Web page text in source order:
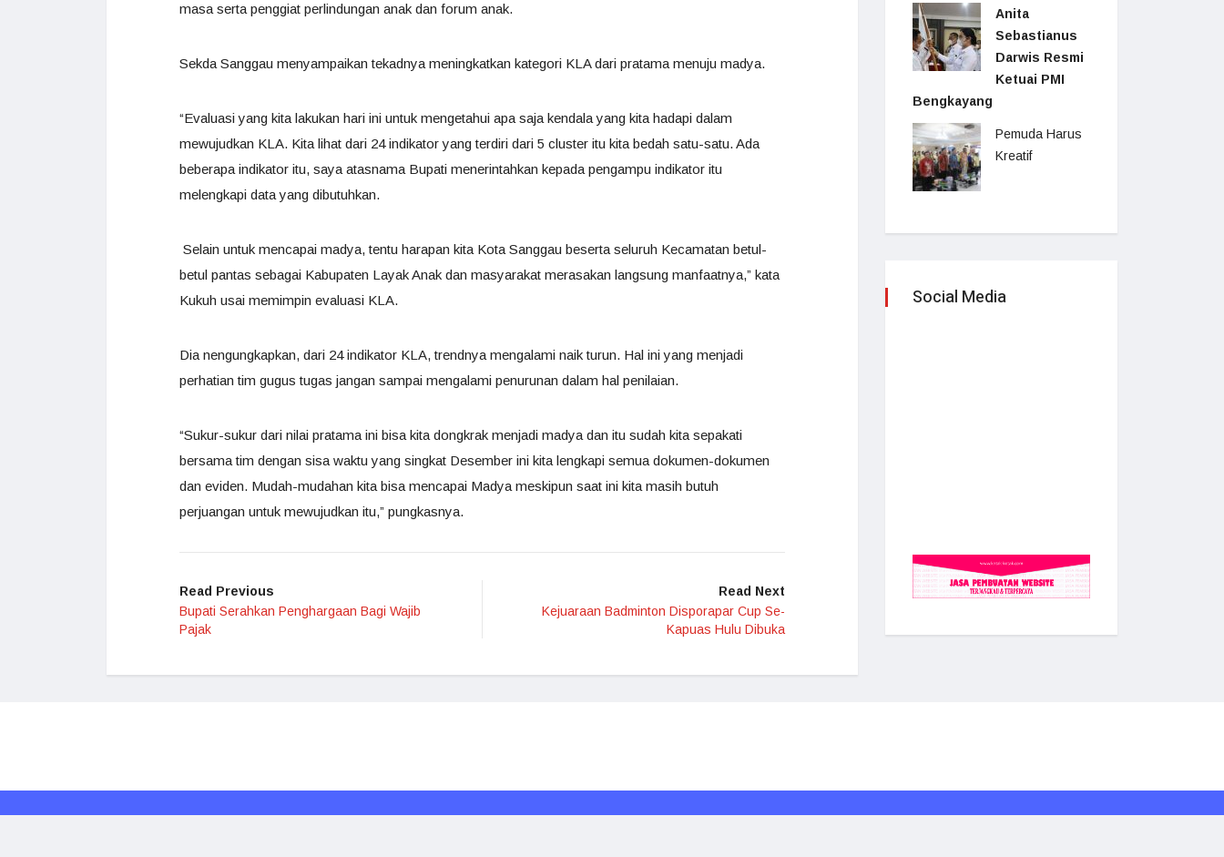
masa serta penggiat perlindungan anak dan forum anak.
Sekda Sanggau menyampaikan tekadnya meningkatkan kategori KLA dari pratama menuju madya.
“Evaluasi yang kita lakukan hari ini untuk mengetahui apa saja kendala yang kita hadapi dalam
mewujudkan KLA. Kita lihat dari 24 indikator yang terdiri dari 5 cluster itu kita bedah satu-satu. Ada
beberapa indikator itu, saya atasnama Bupati menerintahkan kepada pengampu indikator itu
melengkapi data yang dibutuhkan.
Selain untuk mencapai madya, tentu harapan kita Kota Sanggau beserta seluruh Kecamatan betul-
betul pantas sebagai Kabupaten Layak Anak dan masyarakat merasakan langsung manfaatnya,” kata
Kukuh usai memimpin evaluasi KLA.
Dia nengungkapkan, dari 24 indikator KLA, trendnya mengalami naik turun. Hal ini yang menjadi
perhatian tim gugus tugas jangan sampai mengalami penurunan dalam hal penilaian.
“Sukur-sukur dari nilai pratama ini bisa kita dongkrak menjadi madya dan itu sudah kita sepakati
bersama tim dengan sisa waktu yang singkat Desember ini kita lengkapi semua dokumen-dokumen
dan eviden. Mudah-mudahan kita bisa mencapai Madya meskipun saat ini kita masih butuh
perjuangan untuk mewujudkan itu,” pungkasnya.
Read Previous
Bupati Serahkan Penghargaan Bagi Wajib
Pajak
Read Next
Kejuaraan Badminton Disporapar Cup Se-
Kapuas Hulu Dibuka
Anita
Sebastianus
Darwis Resmi
Ketuai PMI
Bengkayang
Pemuda Harus
Kreatif
Social Media